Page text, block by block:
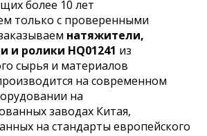
более 10 лет
только с проверенными
натяжители,
и ролики HQ01241 из
сырья и материалов
на современном
на
заводах Китая,
на стандарты европейского